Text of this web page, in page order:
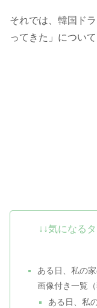
それでは、韓国ド
ってきた」につい
↓↓気になる
ある日、私の
画像付き一覧（
ある日、私